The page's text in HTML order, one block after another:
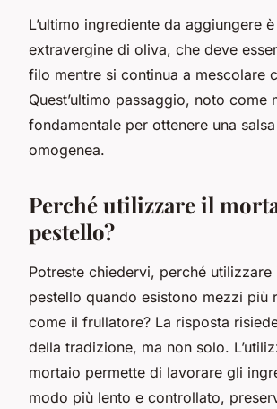
L’ultimo ingrediente da aggiungere è
extravergine di oliva, che deve
filo mentre si continua a mescolare
Quest’ultimo passaggio, noto come
fondamentale per ottenere una
omogenea.
Perché utilizzare il
pestello?
Potreste chiedervi, perché
pestello quando esistono mezzi più
come il frullatore? La risposta
della tradizione, ma non solo.
mortaio permette di lavorare gli
modo più lento e controllato,